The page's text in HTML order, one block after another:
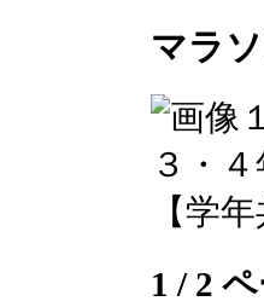
マラ
３・
【学
1 / 2